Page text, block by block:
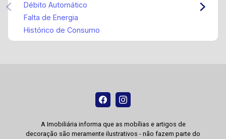
Débito Automático
Falta de Energia
Histórico de Consumo
A Imobiliária informa que as mobílias e artigos de
decoração são meramente ilustrativos - não fazem parte do